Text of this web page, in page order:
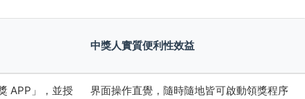
中獎人實質便利性效益
APP」，並授
界面操作直覺，隨時隨地皆可啟動領獎程序